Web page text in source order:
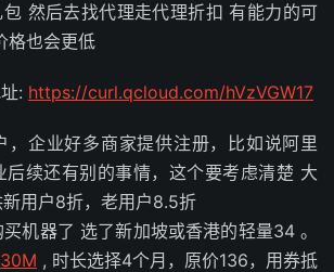
然后去找代理走代理折扣 有能力的可
格也会更低
: https://curl.qcloud.com/hVzVGW17
，企业好多商家提供注册，比如说阿里
后续还有别的事情，这个要考虑清楚 大
用户8折，老用户8.5折
机器了 选了新加坡或香港的轻量34 。
30M , 时长选择4个月，原价136，用券抵